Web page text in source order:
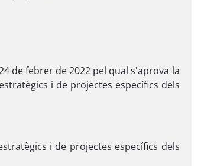
de febrer de 2022 pel qual s'aprova la
i de projectes específics dels
i de projectes específics dels